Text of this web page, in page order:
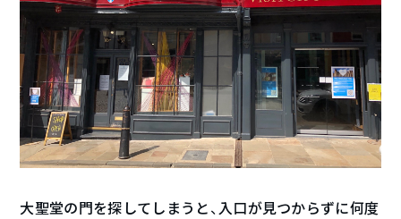
大聖堂の門を探してしまうと、入口が見つからずに何度